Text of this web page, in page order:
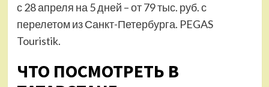
с 28 апреля на 5 дней – от 79 тыс. руб. с
перелетом из Санкт-Петербурга. PEGAS
Touristik.
ЧТО ПОСМОТРЕТЬ В